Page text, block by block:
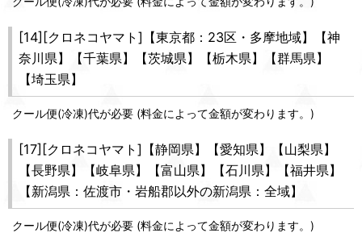
[14][クロネコヤマト]【東京都：23区・多摩地域】【神
奈川県】【千葉県】【茨城県】【栃木県】【群馬県】
【埼玉県】
クール便(冷凍)代が必要 (料金によって金額が変わります。)
[17][クロネコヤマト]【静岡県】【愛知県】【山梨県】
【長野県】【岐阜県】【富山県】【石川県】【福井県】
【新潟県：佐渡市・岩船郡以外の新潟県：全域】
クール便(冷凍)代が必要 (料金によって金額が変わります。)